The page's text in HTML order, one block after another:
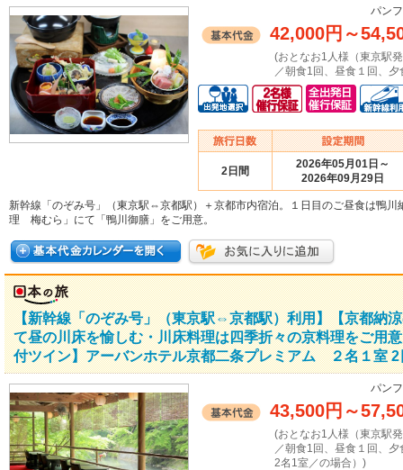
パン
42,000円 ～
(おとなお1人様（東京駅
／朝食1回、昼食１回、
2日間
2026年05月01日～
2026年09月29日
新幹線「のぞみ号」（東京駅⇔京都駅）＋京都市内宿泊。１日目のご昼食は鴨川
理 梅むら」にて「鴨川御膳」をご用意。
【新幹線「のぞみ号」（東京駅⇔京都駅）利用】【京都納
て昼の川床を愉しむ・川床料理は四季折々の京料理をご用
付ツイン】アーバンホテル京都二条プレミアム ２名１室 2
パン
43,500円 ～
(おとなお1人様（東京駅
／朝食1回、昼食１回、
2名1室／の場合）)